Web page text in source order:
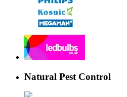
Natural Pest Control